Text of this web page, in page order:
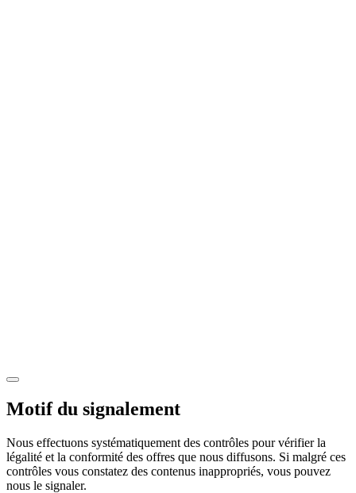
Motif du signalement
Nous effectuons systématiquement des contrôles pour vérifier la
légalité et la conformité des offres que nous diffusons. Si malgré ces
contrôles vous constatez des contenus inappropriés, vous pouvez
nous le signaler.